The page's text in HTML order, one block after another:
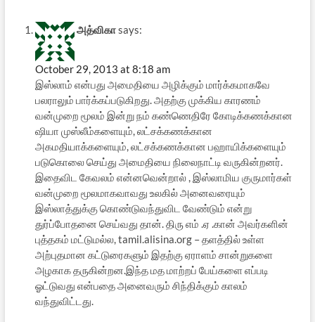
அத்விகாsays:
October 29, 2013 at 8:18 am
இஸ்லாம் என்பது அமைதியை அழிக்கும் மார்க்கமாகவே
பலராலும் பார்க்கப்படுகிறது. அதற்கு முக்கிய காரணம்
வன்முறை மூலம் இன்று நம் கண்ணெதிரே கோடிக்கணக்கான
ஷியா முஸ்லீம்களையும், லட்சக்கணக்கான
அகமதியாக்களையும், லட்சக்கணக்கான பஹாயிக்களையும்
படுகொலை செய்து அமைதியை நிலைநாட்டி வருகின்றனர்.
இதைவிட கேவலம் என்னவென்றால் , இஸ்லாமிய குருமார்கள்
வன்முறை மூலமாகவாவது உலகில் அனைவரையும்
இஸ்லாத்துக்கு கொண்டுவந்துவிட வேண்டும் என்று
துர்ப்போதனை செய்வது தான். திரு எம் .ஏ .கான் அவர்களின்
புத்தகம் மட்டுமல்ல, tamil.alisina.org – தளத்தில் உள்ள
அற்புதமான கட்டுரைகளும் இதற்கு ஏராளம் சான்றுகளை
அழகாக தருகின்றன.இந்த மத மாற்றப் பேய்களை எப்படி
ஓட்டுவது என்பதை அனைவரும் சிந்திக்கும் காலம்
வந்துவிட்டது.